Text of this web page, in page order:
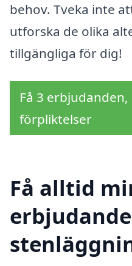
behov. Tveka inte
utforska de olika
tillgängliga för dig!
Få 3
förpliktelser
Få alltid